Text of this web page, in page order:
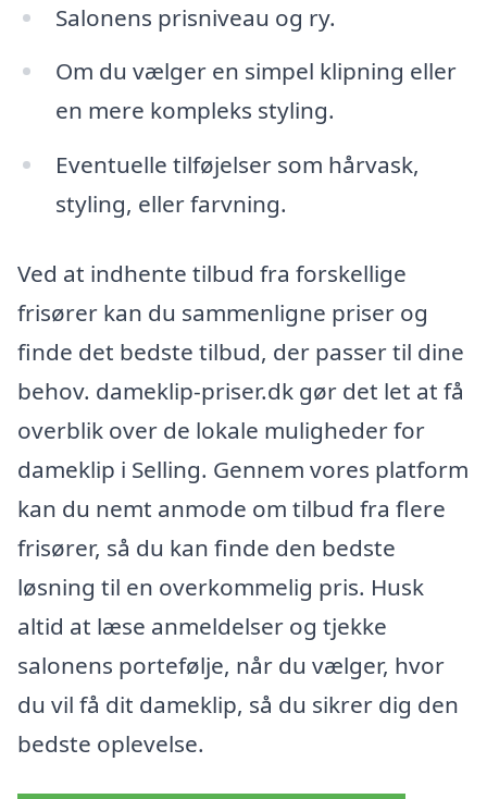
Salonens prisniveau og ry.
Om du vælger en simpel klipning eller
en mere kompleks styling.
Eventuelle tilføjelser som hårvask,
styling, eller farvning.
Ved at indhente tilbud fra forskellige
frisører kan du sammenligne priser og
finde det bedste tilbud, der passer til dine
behov. dameklip-priser.dk gør det let at få
overblik over de lokale muligheder for
dameklip i Selling. Gennem vores platform
kan du nemt anmode om tilbud fra flere
frisører, så du kan finde den bedste
løsning til en overkommelig pris. Husk
altid at læse anmeldelser og tjekke
salonens portefølje, når du vælger, hvor
du vil få dit dameklip, så du sikrer dig den
bedste oplevelse.